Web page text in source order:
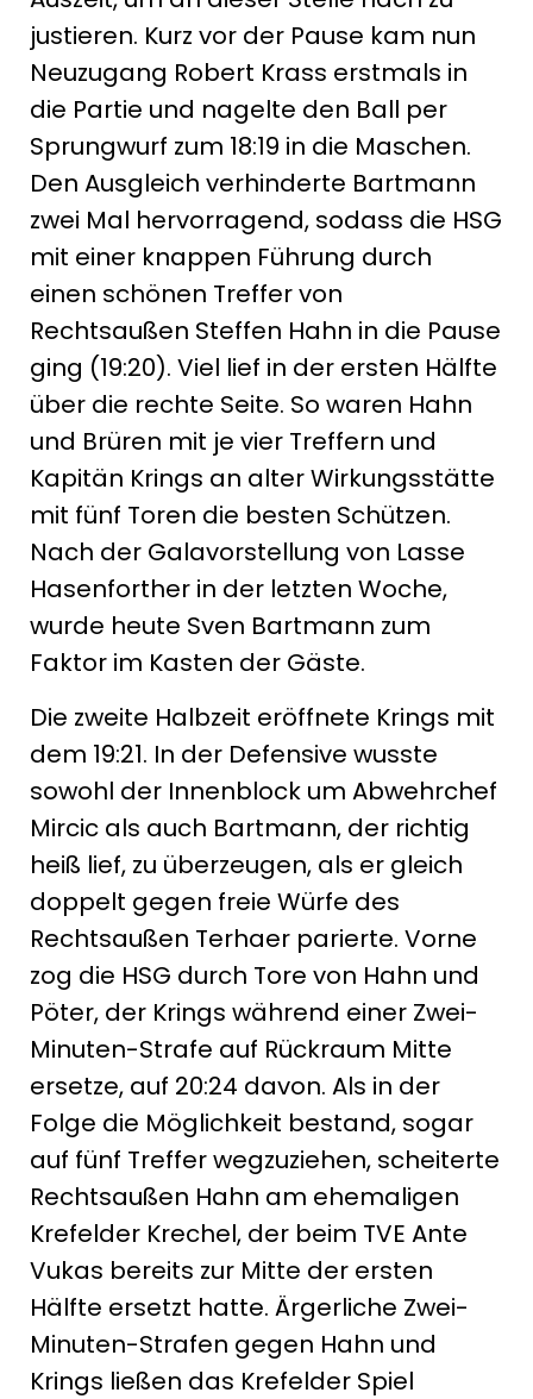
justieren. Kurz vor der Pause kam nun
Neuzugang Robert Krass erstmals in
die Partie und nagelte den Ball per
Sprungwurf zum 18:19 in die Maschen.
Den Ausgleich verhinderte Bartmann
zwei Mal hervorragend, sodass die HSG
mit einer knappen Führung durch
einen schönen Treffer von
Rechtsaußen Steffen Hahn in die Pause
ging (19:20). Viel lief in der ersten Hälfte
über die rechte Seite. So waren Hahn
und Brüren mit je vier Treffern und
Kapitän Krings an alter Wirkungsstätte
mit fünf Toren die besten Schützen.
Nach der Galavorstellung von Lasse
Hasenforther in der letzten Woche,
wurde heute Sven Bartmann zum
Faktor im Kasten der Gäste.
Die zweite Halbzeit eröffnete Krings mit
dem 19:21. In der Defensive wusste
sowohl der Innenblock um Abwehrchef
Mircic als auch Bartmann, der richtig
heiß lief, zu überzeugen, als er gleich
doppelt gegen freie Würfe des
Rechtsaußen Terhaer parierte. Vorne
zog die HSG durch Tore von Hahn und
Pöter, der Krings während einer Zwei-
Minuten-Strafe auf Rückraum Mitte
ersetze, auf 20:24 davon. Als in der
Folge die Möglichkeit bestand, sogar
auf fünf Treffer wegzuziehen, scheiterte
Rechtsaußen Hahn am ehemaligen
Krefelder Krechel, der beim TVE Ante
Vukas bereits zur Mitte der ersten
Hälfte ersetzt hatte. Ärgerliche Zwei-
Minuten-Strafen gegen Hahn und
Krings ließen das Krefelder Spiel